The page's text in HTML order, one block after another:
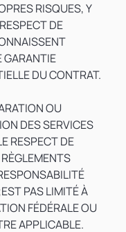
RISQUES, Y
DE
GARANTIE
DU CONTRAT.
OU
DES SERVICES
RESPECT DE
PAS LIMITÉ À
FÉDÉRALE OU
APPLICABLE.